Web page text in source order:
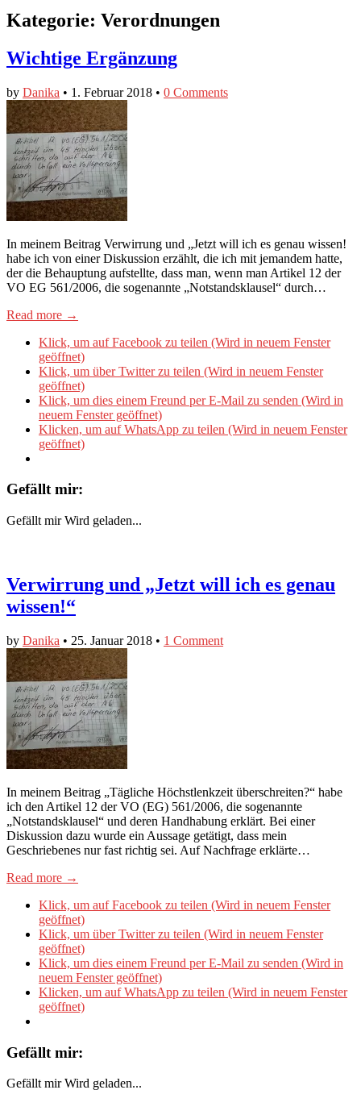
Kategorie: Verordnungen
Wichtige Ergänzung
by Danika • 1. Februar 2018 • 0 Comments
In meinem Beitrag Verwirrung und „Jetzt will ich es genau wissen!
habe ich von einer Diskussion erzählt, die ich mit jemandem hatte,
der die Behauptung aufstellte, dass man, wenn man Artikel 12 der
VO EG 561/2006, die sogenannte „Notstandsklausel“ durch…
Read more →
Klick, um auf Facebook zu teilen (Wird in neuem Fenster
geöffnet)
Klick, um über Twitter zu teilen (Wird in neuem Fenster
geöffnet)
Klick, um dies einem Freund per E-Mail zu senden (Wird in
neuem Fenster geöffnet)
Klicken, um auf WhatsApp zu teilen (Wird in neuem Fenster
geöffnet)
Gefällt mir:
Gefällt mir Wird geladen...
Verwirrung und „Jetzt will ich es genau
wissen!“
by Danika • 25. Januar 2018 • 1 Comment
In meinem Beitrag „Tägliche Höchstlenkzeit überschreiten?“ habe
ich den Artikel 12 der VO (EG) 561/2006, die sogenannte
„Notstandsklausel“ und deren Handhabung erklärt. Bei einer
Diskussion dazu wurde ein Aussage getätigt, dass mein
Geschriebenes nur fast richtig sei. Auf Nachfrage erklärte…
Read more →
Klick, um auf Facebook zu teilen (Wird in neuem Fenster
geöffnet)
Klick, um über Twitter zu teilen (Wird in neuem Fenster
geöffnet)
Klick, um dies einem Freund per E-Mail zu senden (Wird in
neuem Fenster geöffnet)
Klicken, um auf WhatsApp zu teilen (Wird in neuem Fenster
geöffnet)
Gefällt mir:
Gefällt mir Wird geladen...